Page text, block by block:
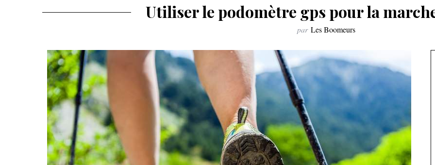
Utiliser le podomètre gps pour la
par Les Boomeurs